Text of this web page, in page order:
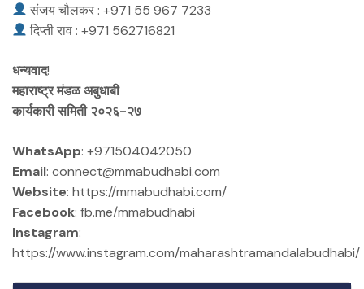
संजय चौलकर : +971 55 967 7233
दिप्ती राव : +971 562716821
धन्यवाद!
महाराष्ट्र मंडळ अबुधाबी
कार्यकारी समिती २०२६-२७
WhatsApp: +971504042050
Email: connect@mmabudhabi.com
Website: https://mmabudhabi.com/
Facebook: fb.me/mmabudhabi
Instagram:
https://www.instagram.com/maharashtramandalabudhabi/